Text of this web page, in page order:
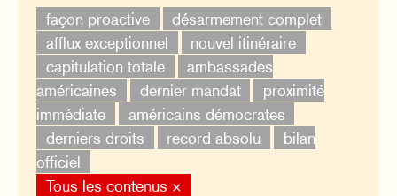
façon proactive
désarmement complet
afflux exceptionnel
nouvel itinéraire
capitulation totale
ambassades
américaines
dernier mandat
proximité
immédiate
américains démocrates
derniers droits
record absolu
bilan
officiel
Tous les contenus ×